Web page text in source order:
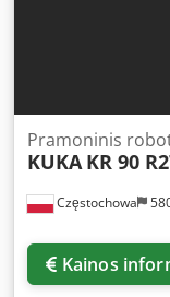
Częstochowa
Pramoninis
KUKA KR 90
Kainos